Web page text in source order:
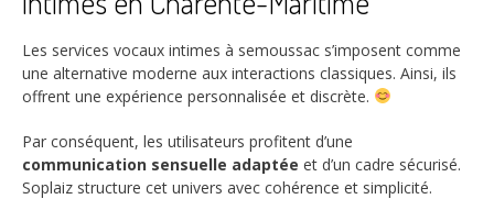
Les services vocaux intimes à semoussac s’imposent comme
une alternative moderne aux interactions classiques. Ainsi, ils
offrent une expérience personnalisée et discrète.
Par conséquent, les utilisateurs profitent d’une
communication sensuelle adaptée et d’un cadre sécurisé.
Soplaiz structure cet univers avec cohérence et simplicité.